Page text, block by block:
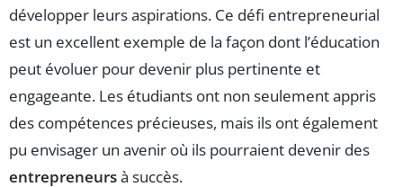
développer leurs aspirations. Ce défi entrepreneurial
est un excellent exemple de la façon dont l’éducation
peut évoluer pour devenir plus pertinente et
engageante. Les étudiants ont non seulement appris
des compétences précieuses, mais ils ont également
pu envisager un avenir où ils pourraient devenir des
entrepreneursà succès.